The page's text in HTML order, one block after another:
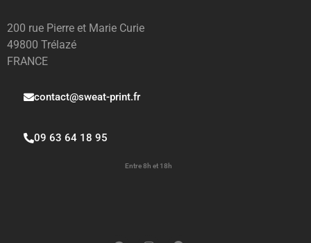
200 rue Pierre et Marie Curie
49800 Trélazé
FRANCE
contact@sweat-print.fr
09 63 64 18 95
Entre 8h et 18h